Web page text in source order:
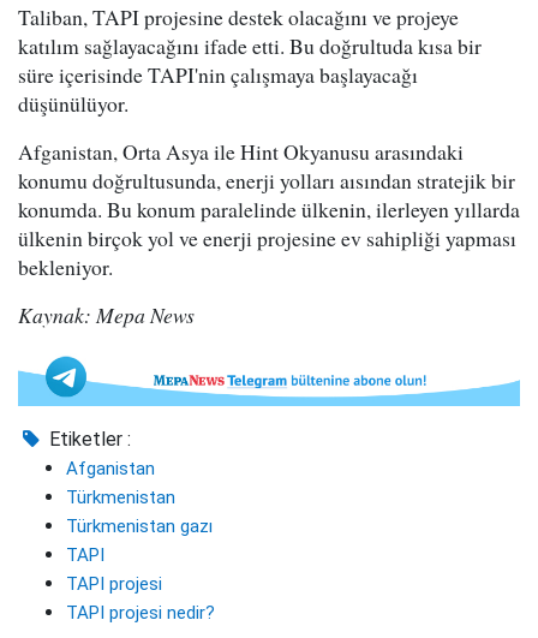
Taliban, TAPI projesine destek olacağını ve projeye
katılım sağlayacağını ifade etti. Bu doğrultuda kısa bir
süre içerisinde TAPI'nin çalışmaya başlayacağı
düşünülüyor.
Afganistan, Orta Asya ile Hint Okyanusu arasındaki
konumu doğrultusunda, enerji yolları aısından stratejik bir
konumda. Bu konum paralelinde ülkenin, ilerleyen yıllarda
ülkenin birçok yol ve enerji projesine ev sahipliği yapması
bekleniyor.
Kaynak: Mepa News
Etiketler :
Afganistan
Türkmenistan
Türkmenistan gazı
TAPI
TAPI projesi
TAPI projesi nedir?